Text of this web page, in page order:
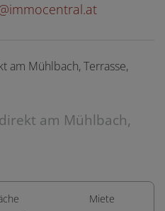
am Mühlbach,
Miete